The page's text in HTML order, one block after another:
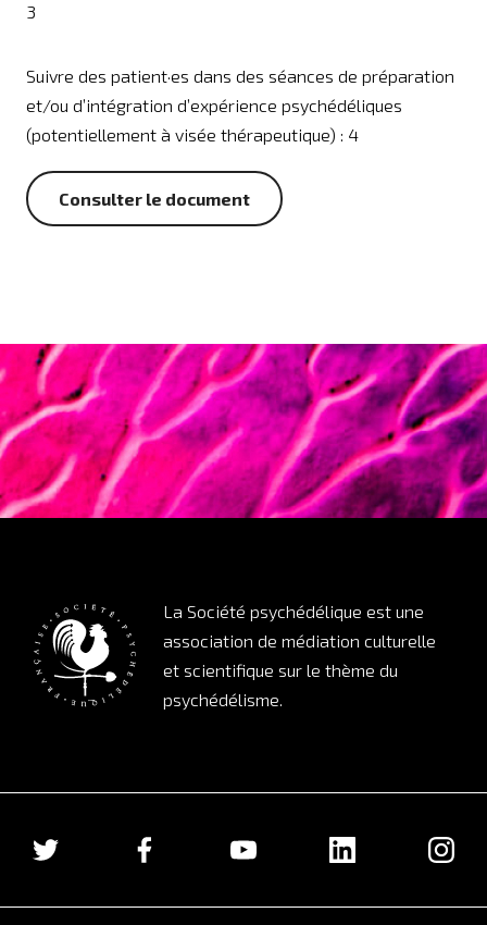
3
Suivre des patient·es dans des séances de préparation
et/ou d’intégration d’expérience psychédéliques
(potentiellement à visée thérapeutique) : 4
Consulter le document
La Société psychédélique est une
association de médiation culturelle
et scientifique sur le thème du
psychédélisme.